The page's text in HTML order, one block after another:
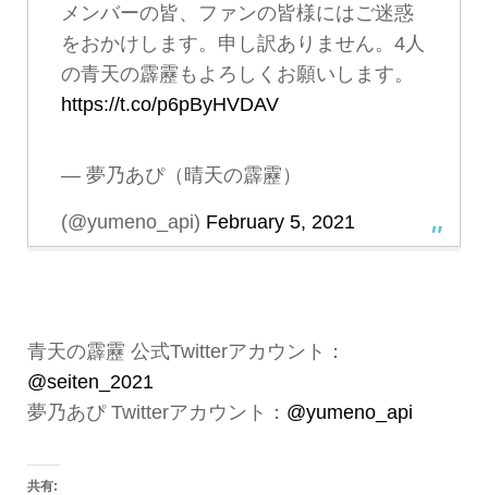
メンバーの皆、ファンの皆様にはご迷惑
をおかけします。申し訳ありません。4人
の青天の霹靂もよろしくお願いします。
https://t.co/p6pByHVDAV
— 夢乃あぴ（晴天の霹靂）
(@yumeno_api) February 5, 2021
青天の霹靂 公式Twitterアカウント：
@seiten_2021
夢乃あぴ Twitterアカウント： @yumeno_api
共有: